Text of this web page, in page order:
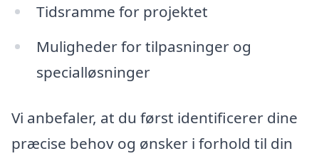
Tidsramme for projektet
Muligheder for tilpasninger og
specialløsninger
Vi anbefaler, at du først identificerer dine
præcise behov og ønsker i forhold til din